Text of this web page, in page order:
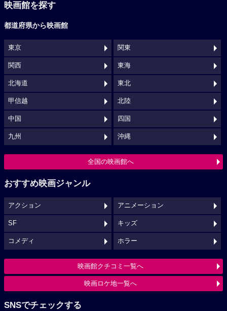
映画館を探す
都道府県から映画館
東京 関東
関西 東海
北海道 東北
甲信越 北陸
中国 四国
九州 沖縄
全国の映画館へ
おすすめ映画ジャンル
アクション アニメーション
SF キッズ
コメディ ホラー
映画館クチコミ一覧へ
映画ロケ地一覧へ
SNSでチェックする